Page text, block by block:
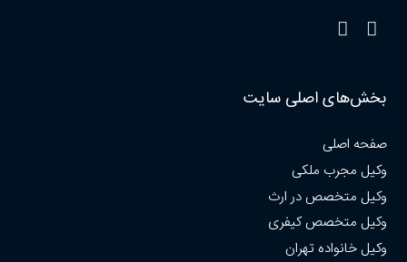
بخش‌های اصلی سایت
صفحه اصلی
وکیل مجرب ملکی
وکیل متخصص در ارث
وکیل متخصص کیفری
وکیل خانواده تهران